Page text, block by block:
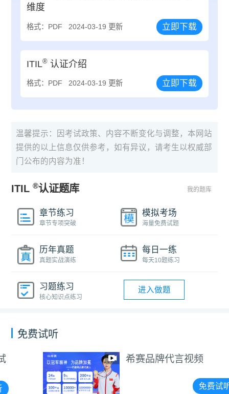
维度
格式：PDF 2024-03-19 更新 立即下载
ITIL® 认证介绍
格式：PDF 2024-03-19 更新 立即下载
温馨提示：因考试政策、内容不断变化与调整，本网站
提供的以上信息仅供参考，如有异议，请考生以权威部
门公布的内容为准！
ITIL®认证题库 我的题库
章节练习
章节专项突破
模拟考场
海量免费试题
历年真题
真题实战演练
每日一练
每天10题练习
习题练习
核心知识点练习
进入做题
免费试听
希赛品牌代言视频
免费试听